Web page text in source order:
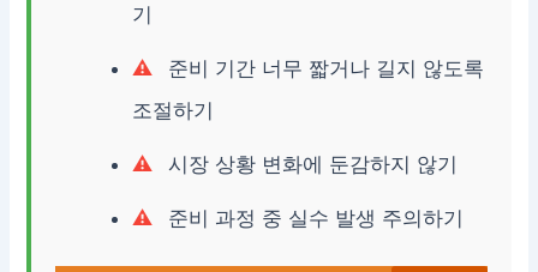
기
준비 기간 너무 짧거나 길지 않도록
조절하기
시장 상황 변화에 둔감하지 않기
준비 과정 중 실수 발생 주의하기